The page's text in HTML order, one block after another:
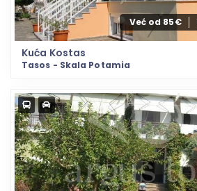
Već od 85€
Kuća Kostas
Tasos - Skala Potamia